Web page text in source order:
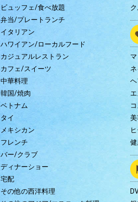
ビュッフェ/食べ放題
弁当/プレートランチ
イタリアン
ハワイアン/ローカルフード
カジュアルレストラン
カフェ/スイーツ
中華料理
韓国/焼肉
ベトナム
タイ
メキシカン
フレンチ
バー/クラブ
ディナーショー
宅配
その他の西洋料理